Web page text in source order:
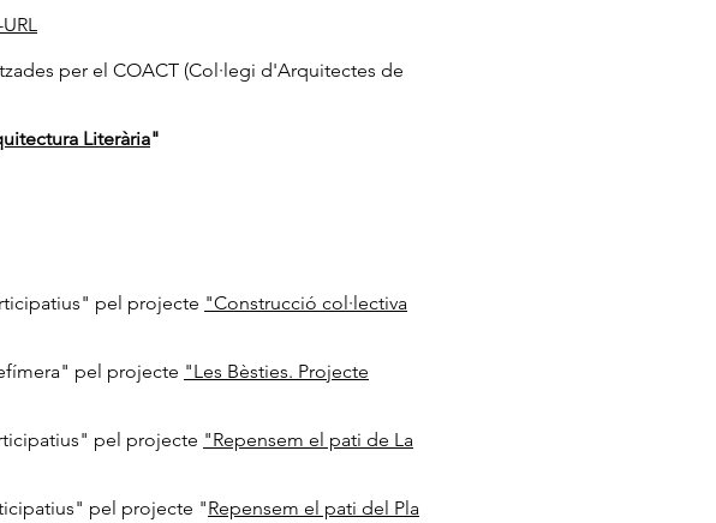
per el COACT (Col·legi d'Arquitectes de
Literària"
pel projecte "Construcció col·lectiva
pel projecte "Les Bèsties. Projecte
pel projecte "Repensem el pati de La
pel projecte "Repensem el pati del Pla